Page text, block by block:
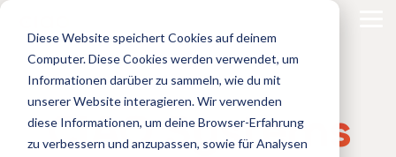
Diese Website speichert Cookies auf deinem
Computer. Diese Cookies werden verwendet, um
Informationen darüber zu sammeln, wie du mit
unserer Website interagieren. Wir verwenden
diese Informationen, um deine Browser-Erfahrung
zu verbessern und anzupassen, sowie für Analysen
Skip
main
content.
CIAO Systems